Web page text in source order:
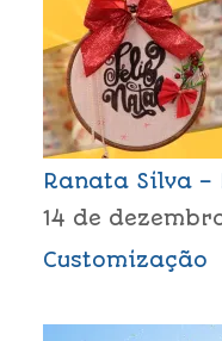
Ranata Silva
14 de
Customização